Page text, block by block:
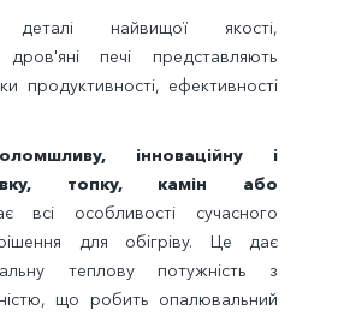
деталі найвищої якості,
дров'яні печі представляють
продуктивності, ефективності
інноваційну і
топку, камін або
особливості сучасного
для обігріву. Це дає
теплову потужність з
що робить опалювальний